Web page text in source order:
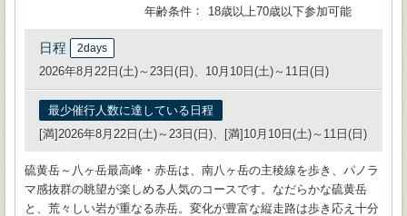
年齢条件
18歳以上70歳以下参加可能
日程 2days
2026年8月22日(土)～23日(日)、10月10日(土)～11日(日)
最少催行人数に達している日程
[満]2026年8月22日(土)～23日(日)、[満]10月10日(土)～11日(日)
硫黄岳～八ヶ岳最高峰・赤岳は、南八ヶ岳の主稜線を歩き、パノラ
マ感抜群の眺望が楽しめる人気のコースです。なだらかな硫黄岳
と、荒々しい岩が重なる赤岳。変化が豊富な縦走路は歩き応え十分